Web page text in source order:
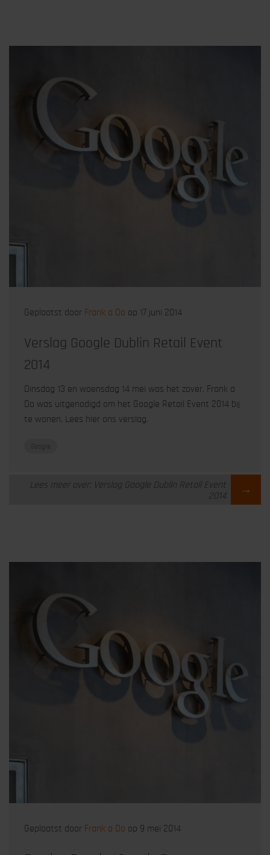
Geplaatst door Frank a Do op 17 juni 2014
Verslag Google Dublin Retail Event
2014
Dinsdag 13 en woensdag 14 mei was het zover. Frank a
Do was uitgenodigd om het Google Retail Event 2014 bij
te wonen. Lees hier ons verslag.
Lees meer over: Verslag Google Dublin Retail Event
2014
→
Geplaatst door Frank a Do op 9 mei 2014